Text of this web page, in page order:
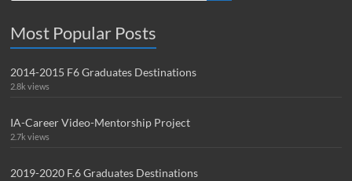
Most Popular Posts
2014-2015 F6 Graduates Destinations
2.8k views
IA-Career Video-Mentorship Project
2.7k views
2019-2020 F.6 Graduates Destinations